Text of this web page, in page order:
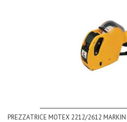
PREZZATRICE MOTEX 2212/2612